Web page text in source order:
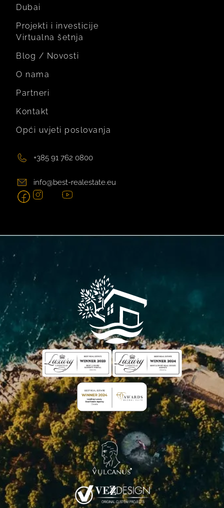
Dubai
Projekti i investicije
Virtualna šetnja
Blog / Novosti
O nama
Partneri
Kontakt
Opći uvjeti poslovanja
+385 91 762 0800
info@best-realestate.eu